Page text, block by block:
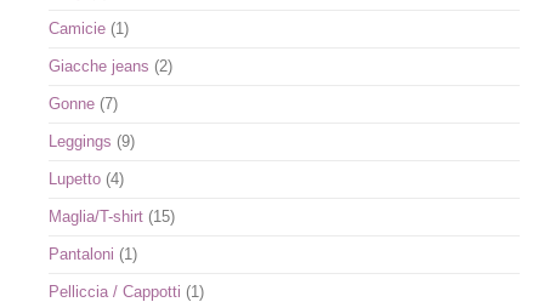
Camicie (1)
Giacche jeans (2)
Gonne (7)
Leggings (9)
Lupetto (4)
Maglia/T-shirt (15)
Pantaloni (1)
Pelliccia / Cappotti (1)